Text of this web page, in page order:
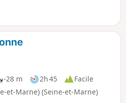
-28 m 2h 45
Facile
et-Marne) (Seine-et-Marne)